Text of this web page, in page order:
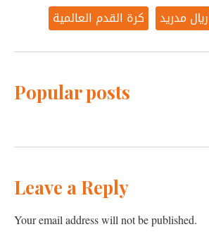
ريال مدريد كرة القدم العالمية
Popular posts
Leave a Reply
Your email address will not be published.